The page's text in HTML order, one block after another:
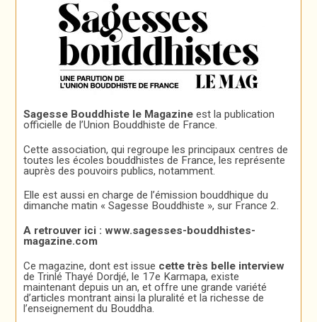
Sagesse Bouddhiste le Magazine est la publication
officielle de l’Union Bouddhiste de France.
Cette association, qui regroupe les principaux centres de
toutes les écoles bouddhistes de France, les représente
auprès des pouvoirs publics, notamment.
Elle est aussi en charge de l’émission bouddhique du
dimanche matin « Sagesse Bouddhiste », sur France 2.
A retrouver ici :www.sagesses-bouddhistes-
magazine.com
Ce magazine, dont est issue cette très belle interview
de Trinlé Thayé Dordjé, le 17e Karmapa, existe
maintenant depuis un an, et offre une grande variété
d’articles montrant ainsi la pluralité et la richesse de
l’enseignement du Bouddha.